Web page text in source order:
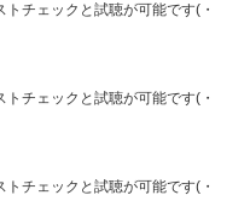
チェックと試聴が可能です(・
チェックと試聴が可能です(・
チェックと試聴が可能です(・